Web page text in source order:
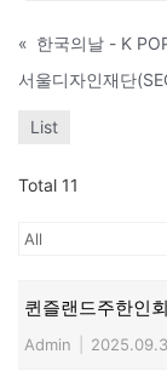
« 한국의날 - K
서울디자인재단
List
Total 11
퀸즐랜드주한인
Admin